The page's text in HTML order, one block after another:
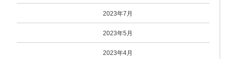
2023年7月
2023年5月
2023年4月